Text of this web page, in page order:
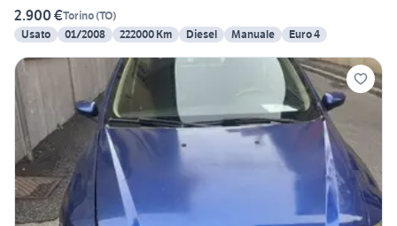
2.900 €Torino(TO)
Usato
01/2008 222000 Km Diesel Manuale Euro 4